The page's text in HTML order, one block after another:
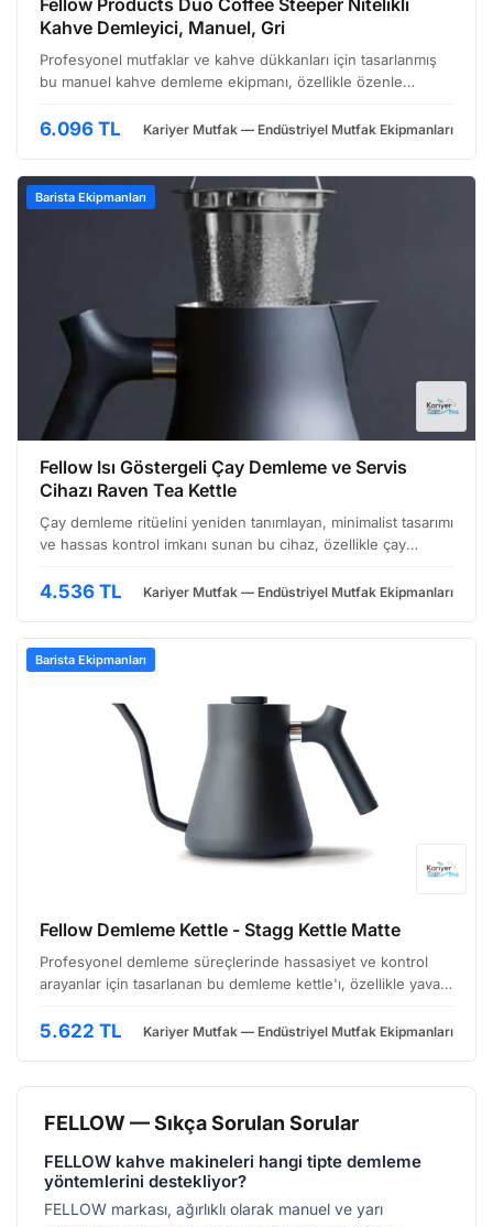
Fellow Products Duo Coffee Steeper Nitelikli
Kahve Demleyici, Manuel, Gri
Profesyonel mutfaklar ve kahve dükkanları için tasarlanmış
bu manuel kahve demleme ekipmanı, özellikle özenle
için ideal bir çözüm. Geleneksel French press yöntemi…
6.096 TL Kariyer Mutfak — Endüstriyel Mutfak Ekipmanları
Barista Ekipmanları
Fellow Isı Göstergeli Çay Demleme ve Servis
Cihazı Raven Tea Kettle
Çay demleme ritüelini yeniden tanımlayan, minimalist tasarımı
ve hassas kontrol imkanı sunan bu cihaz, özellikle çay
görünümüyle mutfak tezgahınızda şıklık…
4.536 TL Kariyer Mutfak — Endüstriyel Mutfak Ekipmanları
Barista Ekipmanları
Fellow Demleme Kettle - Stagg Kettle Matte
Profesyonel demleme süreçlerinde hassasiyet ve kontrol
arayanlar için tasarlanan bu demleme kettle'ı, özellikle yavaş
üzere geliştirilmiştir. Estetik görünümüyle ol…
5.622 TL Kariyer Mutfak — Endüstriyel Mutfak Ekipmanları
FELLOW — Sıkça Sorulan Sorular
FELLOW kahve makineleri hangi tipte demleme
yöntemlerini destekliyor?
FELLOW markası, ağırlıklı olarak manuel ve yarı